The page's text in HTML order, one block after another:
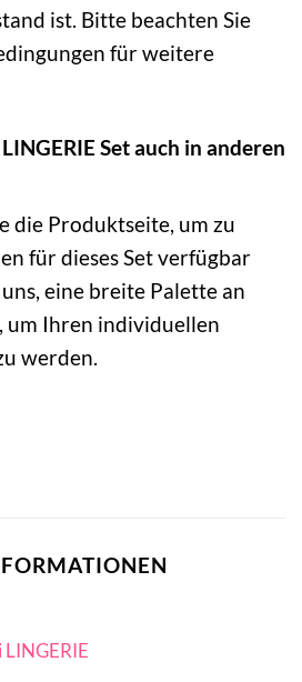
ist. Bitte beachten Sie
für weitere
Set auch in anderen
die Produktseite, um zu
für dieses Set verfügbar
eine breite Palette an
um Ihren individuellen
werden.